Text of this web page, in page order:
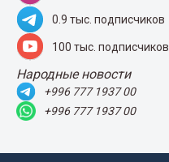
0.9 тыс. подписчиков
100 тыс. подписчиков
Народные новости
+996 777 1937 00
+996 777 1937 00